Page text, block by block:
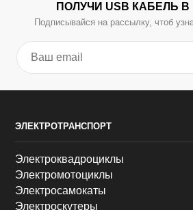
ПОЛУЧИ USB КАБЕЛЬ
Подписывайся на рассылку, чтоб
ЭЛЕКТРОТРАНСПОРТ
Электроквадроциклы
Электромотоциклы
Электросамокаты
Электроскутеры